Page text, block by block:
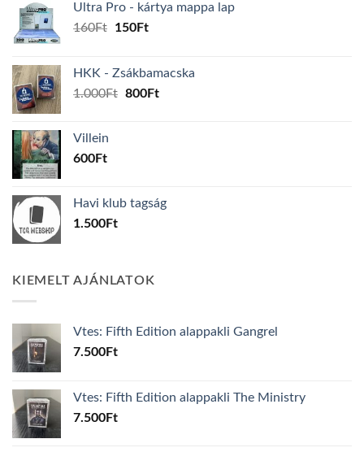
Ultra Pro - kártya mappa lap
160Ft
Original
160Ft.
150FtCurrent
150Ft.
HKK - Zsákbamacska
1.000Ft Original
800FtCurrent
Villein
600Ft
Havi klub tagság
1.500Ft
KIEMELT AJÁNLATOK
Vtes: Fifth Edition alappakli Gangrel
7.500Ft
Vtes: Fifth Edition alappakli The Ministry
7.500Ft